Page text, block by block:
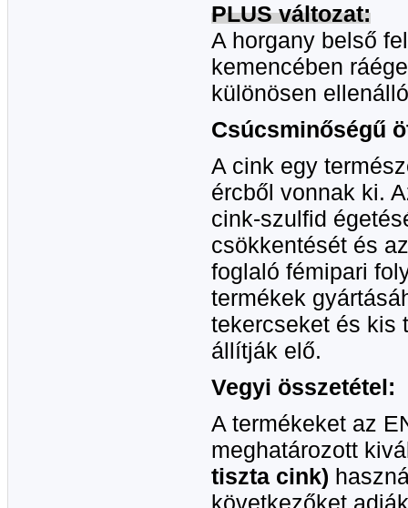
PLUS változat:
A horgany belső
kemencében
különösen
Csúcsminőségű
A cink egy
ércből vonnak ki.
cink-szulfid
csökkentését és
foglaló fémipari
termékek
tekercseket és kis
állítják elő.
Vegyi összetétel:
A termékeket az
meghatározott
tiszta cink)
következőket